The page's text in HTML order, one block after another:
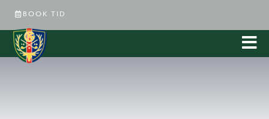
BOOK TID